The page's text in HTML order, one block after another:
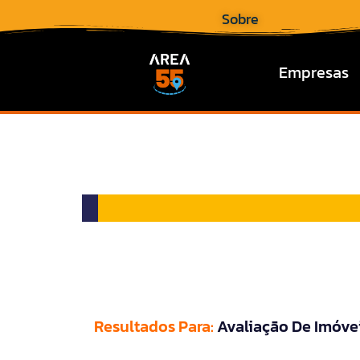
Sobre
Empresas
Resultados Para: Avaliação De